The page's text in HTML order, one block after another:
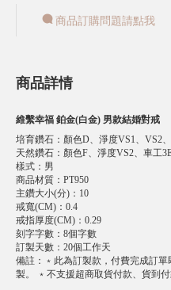
商品訂購問題請點我
商品詳情
維繫幸福 鉑金(白金) 男款結婚對戒
培育鑽石 ： 顏色D、淨度VS1、VS2
天然鑽石 ： 顏色F、淨度VS2、車工
樣式 ： 男
商品材質 ： PT950
主鑽大小(分) ： 10
戒寬(CM) ： 0.4
戒指厚度(CM) ： 0.29
刻字字數 ： 8個字數
訂製天數 ： 20個工作天
備註 ： ﹡此為訂製款，付費完成訂
製。 ﹡不支援超商取貨付款、貨到付